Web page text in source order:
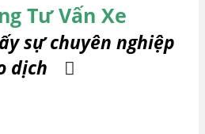
Tư Vấn Xe
sự chuyên nghiệp
dịch